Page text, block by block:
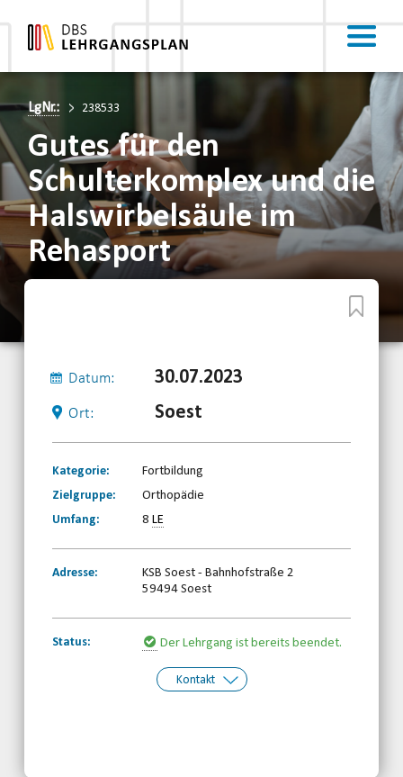
LgNr.: 238533
Gutes für den
Schulterkomplex und die
Halswirbelsäule im
Rehasport
Datum: 30.07.2023
Ort: Soest
Kategorie:
Fortbildung
Zielgruppe:
Orthopädie
Umfang:
8LE
Adresse:
KSB Soest - Bahnhofstraße 2
59494 Soest
Status: Der Lehrgang ist bereits beendet.
Kontakt